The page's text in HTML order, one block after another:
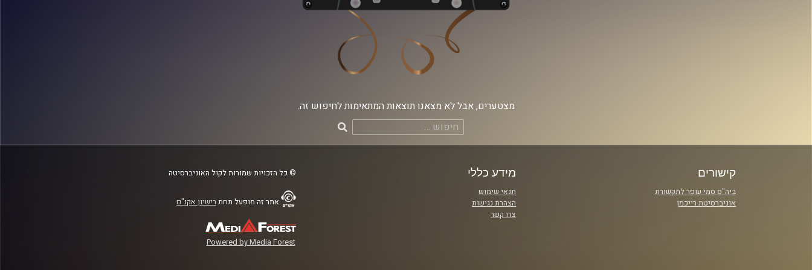
מצטערים, אבל לא מצאנו תוצאות המתאימות לחיפוש זה.
חיפוש:
קישורים
ביה"ס סמי עופר לתקשורת
אוניברסיטת רייכמן
מידע כללי
תנאי שימוש
הצהרת נגישות
צרו קשר
© כל הזכויות שמורות לקול האוניברסיטה
אתר זה מופעל תחת רישיון אקו"ם
Powered by Media Forest